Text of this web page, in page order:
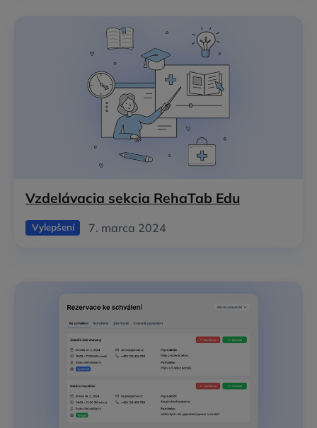
Vzdelávacia sekcia RehaTab Edu
Vylepšení 7. marca 2024